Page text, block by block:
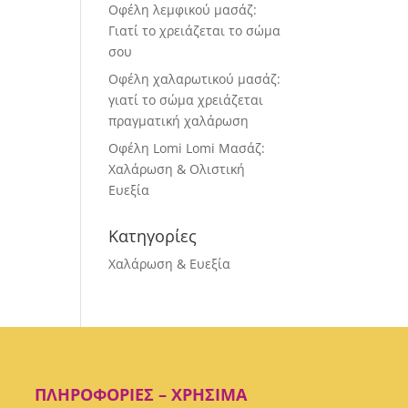
Οφέλη λεμφικού μασάζ:
Γιατί το χρειάζεται το σώμα
σου
Οφέλη χαλαρωτικού μασάζ:
γιατί το σώμα χρειάζεται
πραγματική χαλάρωση
Οφέλη Lomi Lomi Μασάζ:
Χαλάρωση & Ολιστική
Ευεξία
Κατηγορίες
Χαλάρωση & Ευεξία
ΠΛΗΡΟΦΟΡΊΕΣ – ΧΡΉΣΙΜΑ